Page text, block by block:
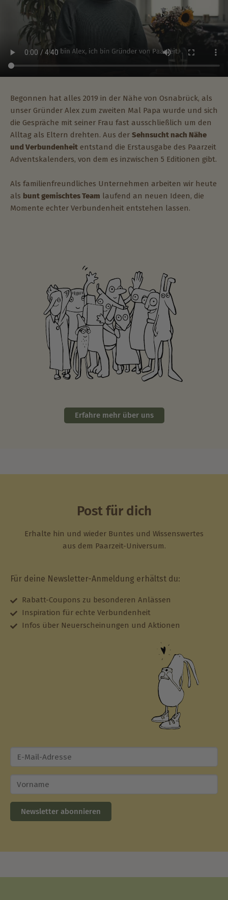
Begonnen hat alles 2019 in der Nähe von Osnabrück, als
unser Gründer Alex zum zweiten Mal Papa wurde und sich
die Gespräche mit seiner Frau fast ausschließlich um den
Alltag als Eltern drehten. Aus der Sehnsucht nach Nähe
und Verbundenheit entstand die Erstausgabe des Paarzeit
Adventskalenders, von dem es inzwischen 5 Editionen gibt.
Als familienfreundliches Unternehmen arbeiten wir heute
als bunt gemischtes Team laufend an neuen Ideen, die
Momente echter Verbundenheit entstehen lassen.
Erfahre mehr über uns
Post für dich
Erhalte hin und wieder Buntes und Wissenswertes
aus dem Paarzeit-Universum.
Für deine Newsletter-Anmeldung erhältst du:
Rabatt-Coupons zu besonderen Anlässen
Inspiration für echte Verbundenheit
Infos über Neuerscheinungen und Aktionen
Newsletter abonnieren